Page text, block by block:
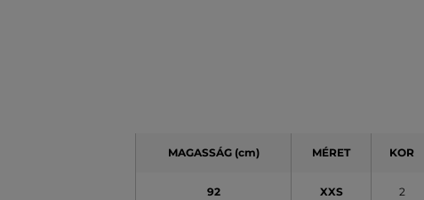
MAGASSÁG(cm) MÉRET KOR
92 XXS 2